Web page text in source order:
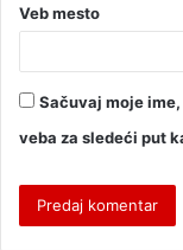
Veb mesto
Sačuvaj moje
veba za sledeći put